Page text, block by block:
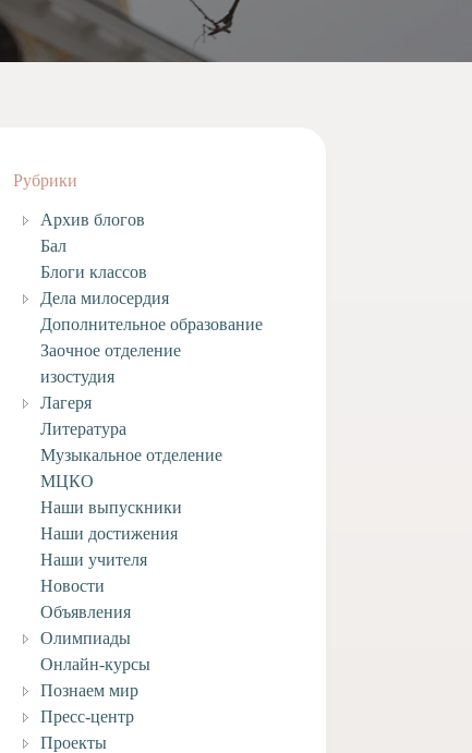
Рубрики
Архив блогов
Бал
Блоги классов
Дела милосердия
Дополнительное образование
Заочное отделение
изостудия
Лагеря
Литература
Музыкальное отделение
МЦКО
Наши выпускники
Наши достижения
Наши учителя
Новости
Объявления
Олимпиады
Онлайн-курсы
Познаем мир
Пресс-центр
Проекты